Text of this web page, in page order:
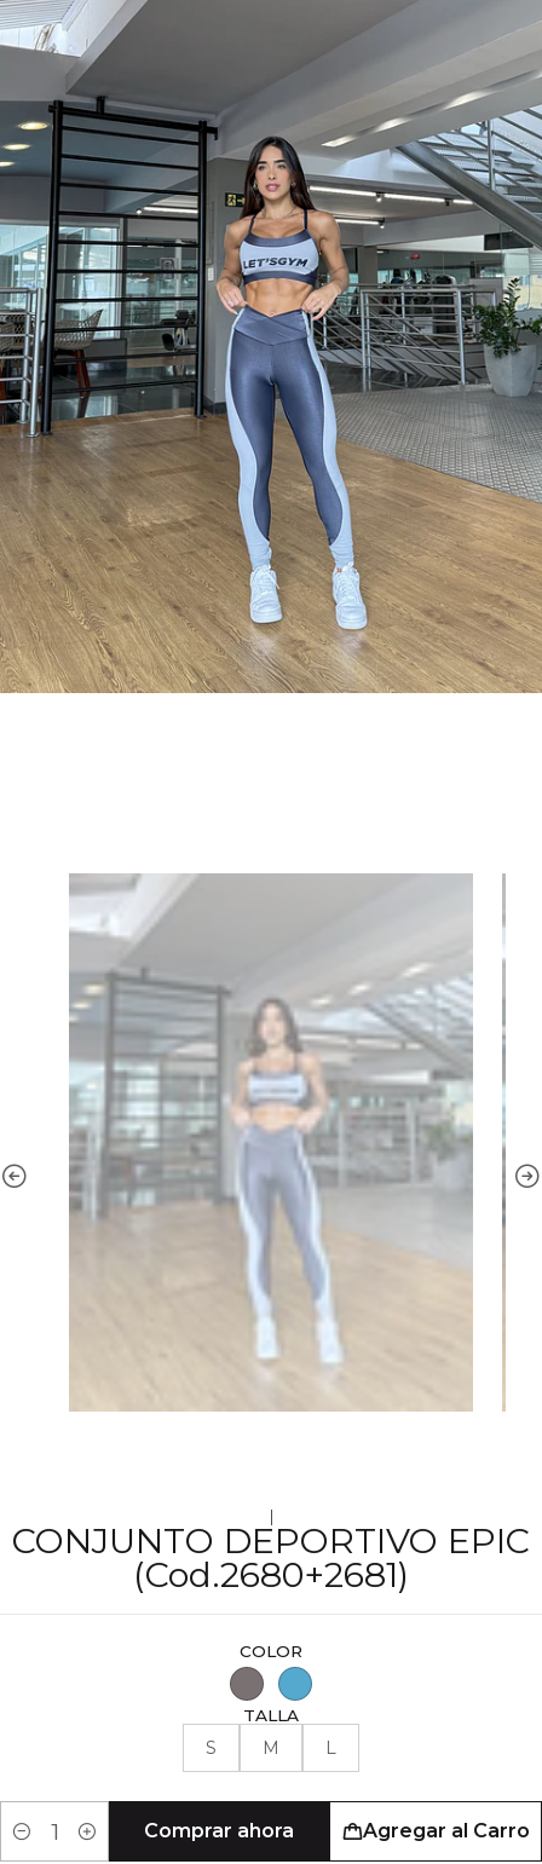
|
CONJUNTO DEPORTIVO EPIC
(Cod.2680+2681)
COLOR
TALLA
S M L
Cantidad
Agregar al Carro
Comprar ahora